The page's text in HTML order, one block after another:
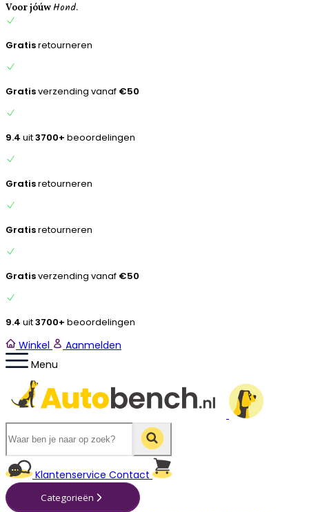
Voor jóúwHond.
€50
Gratisretourneren
Gratisverzending vanaf €50
9.4 uit3700+ beoordelingen
Winkel
Aanmelden
Menu
Klantenservice Contact
Categorieën